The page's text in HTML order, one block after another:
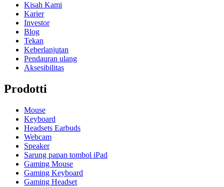
Kisah Kami
Karier
Investor
Blog
Tekan
Keberlanjutan
Pendauran ulang
Aksesibilitas
Prodotti
Mouse
Keyboard
Headsets Earbuds
Webcam
Speaker
Sarung papan tombol iPad
Gaming Mouse
Gaming Keyboard
Gaming Headset